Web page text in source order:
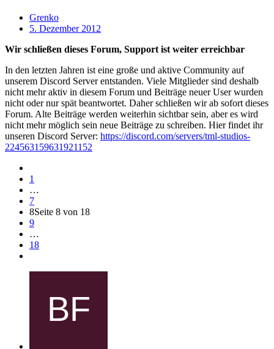
Grenko
5. Dezember 2012
Wir schließen dieses Forum, Support ist weiter erreichbar
In den letzten Jahren ist eine große und aktive Community auf
unserem Discord Server entstanden. Viele Mitglieder sind deshalb
nicht mehr aktiv in diesem Forum und Beiträge neuer User wurden
nicht oder nur spät beantwortet. Daher schließen wir ab sofort dieses
Forum. Alte Beiträge werden weiterhin sichtbar sein, aber es wird
nicht mehr möglich sein neue Beiträge zu schreiben. Hier findet ihr
unseren Discord Server: https://discord.com/servers/tml-studios-
224563159631921152
1
…
7
8Seite 8 von 18
9
…
18